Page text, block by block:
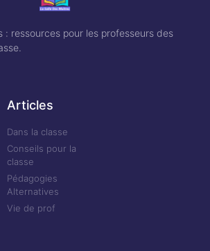
: ressources pour les professeurs des
Articles
Dans la classe
Conseils pour la
classe
Pédagogies
Alternatives
Vie de prof